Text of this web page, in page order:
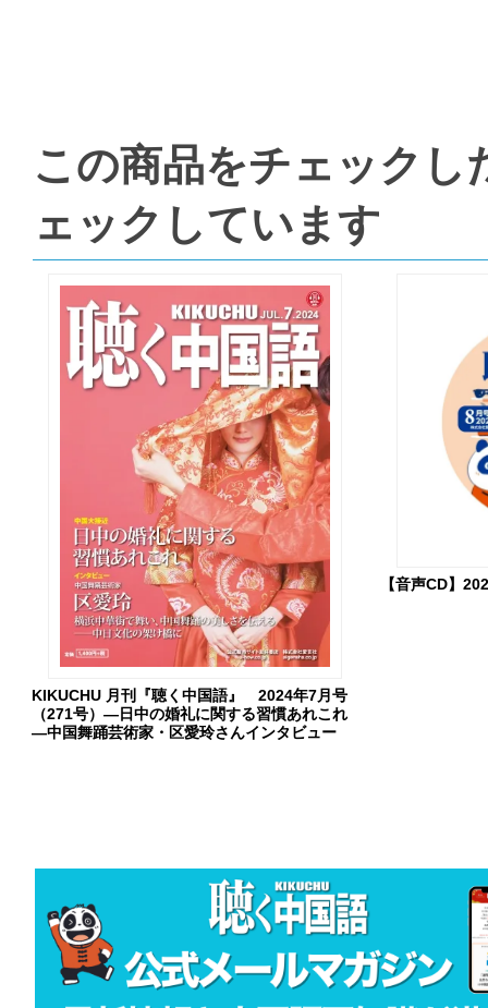
この商品をチェックし
ェックしています
KIKUCHU 月刊『聴く中国語』 2024年7月号
（271号）―日中の婚礼に関する習慣あれこれ
―中国舞踊芸術家・区愛玲さんインタビュー
【音声CD】